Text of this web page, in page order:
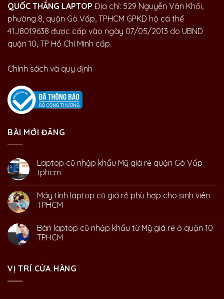
QUỐC THẮNG LAPTOP Địa chỉ: 529 Nguyễn Văn Khối,
phường 8, quận Gò Vấp, TPHCM GPKD hộ cá thể
41J8019638 được cấp vào ngày 07/05/2013 do UBND
quận 10, TP Hồ Chí Minh cấp.
Chính sách và quy định
BÀI MỚI ĐĂNG
Laptop cũ nhập khẩu Mỹ giá rẻ quận Gò Vấp
tphcm
Máy tính laptop cũ giá rẻ phù hợp cho sinh viên
TPHCM
Bán laptop cũ nhập khẩu từ Mỹ giá rẻ ở quận 10
TPHCM
VỊ TRÍ CỬA HÀNG